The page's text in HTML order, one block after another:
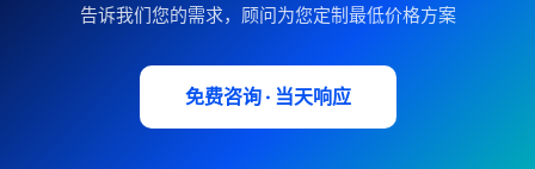
告诉我们您的需求，顾问为您定制最低价格方案
免费咨询 · 当天响应